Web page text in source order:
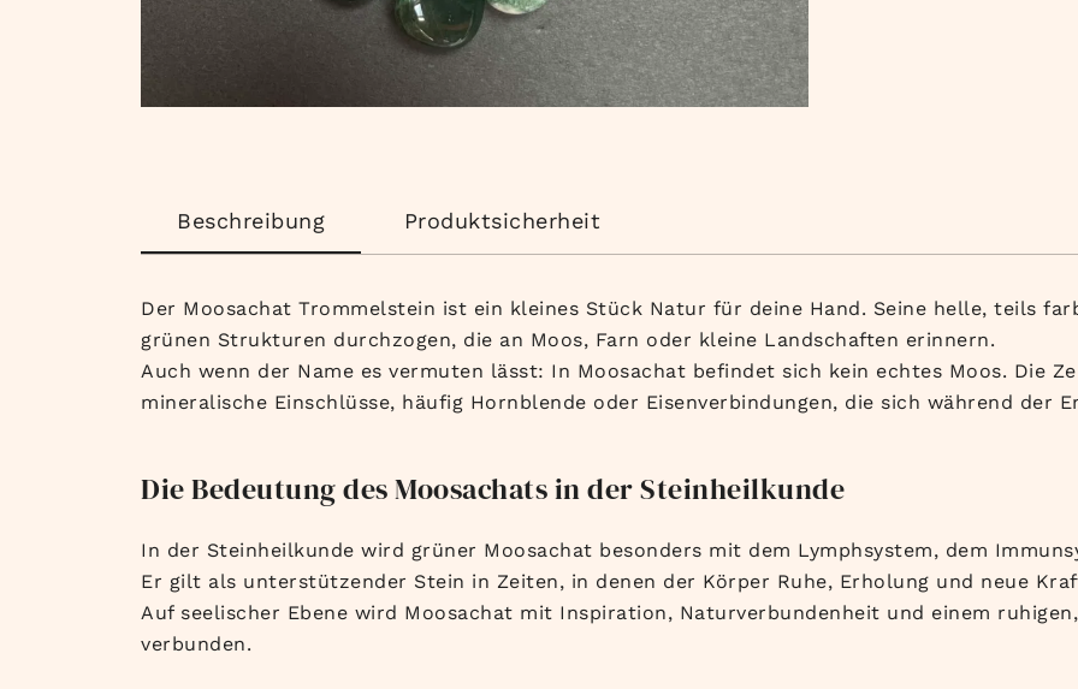
Beschreibung Produktsicherheit
Der Moosachat Trommelstein ist ein kleines Stück Natur für deine Hand. Seine helle, teils
grünen Strukturen durchzogen, die an Moos, Farn oder kleine Landschaften erinnern.
Auch wenn der Name es vermuten lässt: In Moosachat befindet sich kein echtes Moos. Die
mineralische Einschlüsse, häufig Hornblende oder Eisenverbindungen, die sich während der
Die Bedeutung des Moosachats in der Steinheilkunde
In der Steinheilkunde wird grüner Moosachat besonders mit dem Lymphsystem, dem
Er gilt als unterstützender Stein in Zeiten, in denen der Körper Ruhe, Erholung und neue
Auf seelischer Ebene wird Moosachat mit Inspiration, Naturverbundenheit und einem
verbunden.